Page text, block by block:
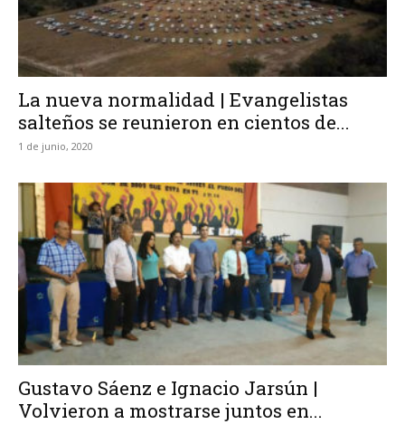
La nueva normalidad | Evangelistas
salteños se reunieron en cientos de...
1 de junio, 2020
Gustavo Sáenz e Ignacio Jarsún |
Volvieron a mostrarse juntos en...